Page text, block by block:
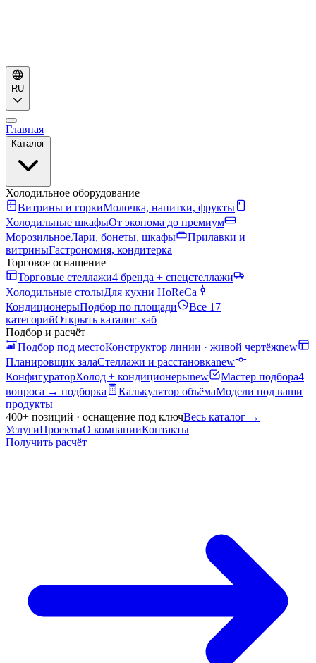
RU
Главная
Каталог
Холодильное оборудование
Витрины и горкиМолочка, напитки, фрукты
Холодильные шкафыОт эконома до премиум
МорозильноеЛари, бонеты, шкафы
Прилавки и
витриныГастрономия, кондитерка
Торговое оснащение
Торговые стеллажи4 бренда + спецстеллажи
Холодильные столыДля кухни HoReCa
КондиционерыПодбор по площади
Все 17
категорийОткрыть каталог-хаб
Подбор и расчёт
Подбор под местоКонструктор линии · живой чертёжnew
Планировщик залаСтеллажи и расстановкаnew
КонфигураторХолод + кондиционерыnew Мастер подбора4
вопроса → подборка
Калькулятор объёмаМодели под ваши
продукты
400+ позиций · оснащение под ключВесь каталог →
УслугиПроектыО компанииКонтакты
Получить расчёт